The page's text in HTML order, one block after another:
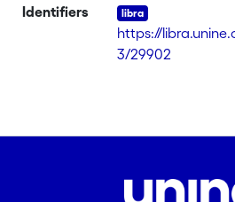
Identifiers
https://
3/29902